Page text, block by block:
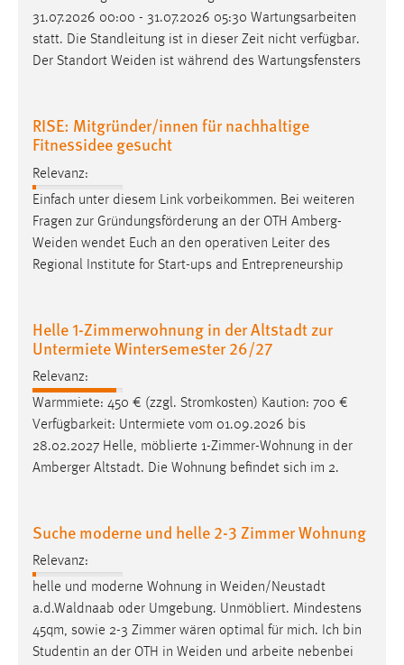
31.07.2026 00:00 - 31.07.2026 05:30 Wartungsarbeiten
statt. Die Standleitung ist in dieser Zeit nicht verfügbar.
Der Standort Weiden ist während des Wartungsfensters
RISE: Mitgründer/innen für nachhaltige
Fitnessidee gesucht
Relevanz:
Einfach unter diesem Link vorbeikommen. Bei weiteren
Fragen zur Gründungsförderung an der OTH Amberg-
Weiden wendet Euch an den operativen Leiter des
Regional Institute for Start-ups and Entrepreneurship
Helle 1-Zimmerwohnung in der Altstadt zur
Untermiete Wintersemester 26/27
Relevanz:
Warmmiete: 450 € (zzgl. Stromkosten) Kaution: 700 €
Verfügbarkeit: Untermiete vom 01.09.2026 bis
28.02.2027 Helle, möblierte 1-Zimmer-Wohnung in der
Amberger Altstadt. Die Wohnung befindet sich im 2.
Suche moderne und helle 2-3 Zimmer Wohnung
Relevanz:
helle und moderne Wohnung in Weiden/Neustadt
a.d.Waldnaab oder Umgebung. Unmöbliert. Mindestens
45qm, sowie 2-3 Zimmer wären optimal für mich. Ich bin
Studentin an der OTH in Weiden und arbeite nebenbei
Conversion-Tracking
Cookie Laufzeit:
Facebook Pixel
_fbp
Anbieter:
Zweck:
Cookie Laufzeit:
3 Monate
EXTERNE MEDIEN
Um Inhalte von Videoplattformen und Social Media
Plattformen anzeigen zu können, werden von diesen
YouTube
Vimeo